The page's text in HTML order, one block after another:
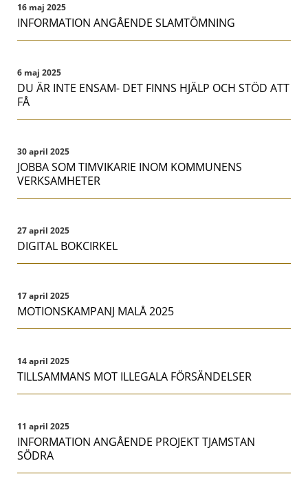
16 maj 2025
INFORMATION ANGÅENDE SLAMTÖMNING
6 maj 2025
DU ÄR INTE ENSAM- DET FINNS HJÄLP OCH STÖD ATT
FÅ
30 april 2025
JOBBA SOM TIMVIKARIE INOM KOMMUNENS
VERKSAMHETER
27 april 2025
DIGITAL BOKCIRKEL
17 april 2025
MOTIONSKAMPANJ MALÅ 2025
14 april 2025
TILLSAMMANS MOT ILLEGALA FÖRSÄNDELSER
11 april 2025
INFORMATION ANGÅENDE PROJEKT TJAMSTAN
SÖDRA